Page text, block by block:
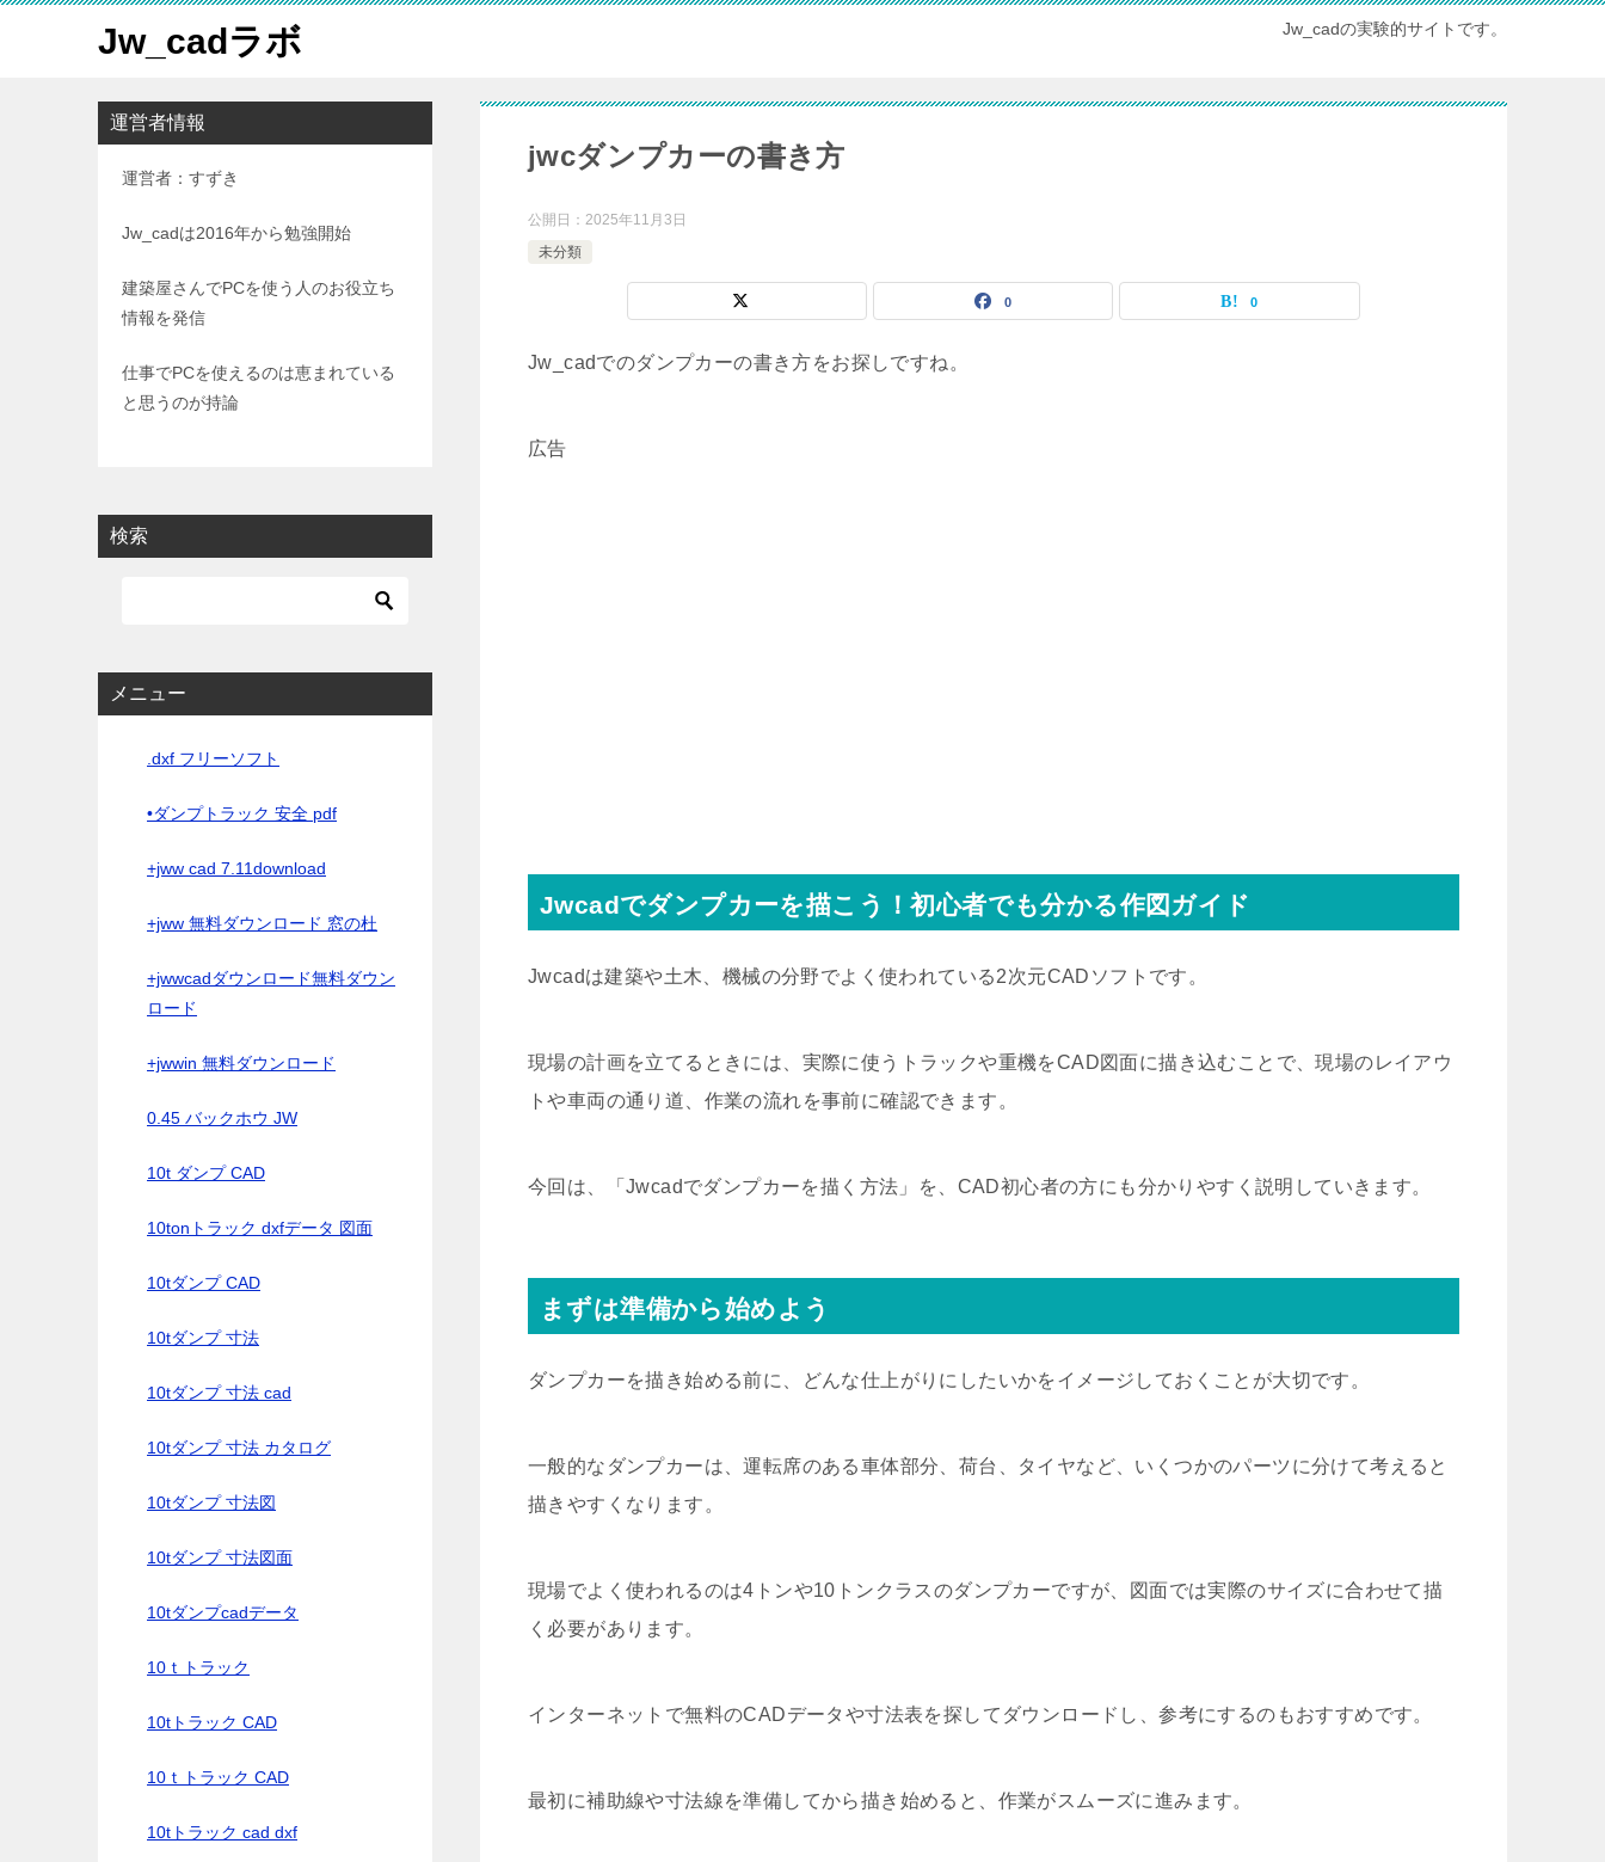
Jw_cadラボ Jw_cadの実験的サイトです。
jwcダンプカーの書き方
公開日： 2025年11月3日
未分類
0 0
Jw_cadでのダンプカーの書き方をお探しですね。
広告
Jwcadでダンプカーを描こう！初心者でも分かる作図ガイド
Jwcadは建築や土木、機械の分野でよく使われている2次元CADソフトです。
現場の計画を立てるときには、実際に使うトラックや重機をCAD図面に描き込むことで、現場のレイアウ
トや車両の通り道、作業の流れを事前に確認できます。
今回は、「Jwcadでダンプカーを描く方法」を、CAD初心者の方にも分かりやすく説明していきます。
まずは準備から始めよう
ダンプカーを描き始める前に、どんな仕上がりにしたいかをイメージしておくことが大切です。
一般的なダンプカーは、運転席のある車体部分、荷台、タイヤなど、いくつかのパーツに分けて考えると
描きやすくなります。
現場でよく使われるのは4トンや10トンクラスのダンプカーですが、図面では実際のサイズに合わせて描
く必要があります。
インターネットで無料のCADデータや寸法表を探してダウンロードし、参考にするのもおすすめです。
最初に補助線や寸法線を準備してから描き始めると、作業がスムーズに進みます。
運営者情報
運営者：すずき
Jw_cadは2016年から勉強開始
建築屋さんでPCを使う人のお役立ち
情報を発信
仕事でPCを使えるのは恵まれている
と思うのが持論
検索
メニュー
.dxf フリーソフト
•ダンプトラック 安全 pdf
+jww cad 7.11download
+jww 無料ダウンロード 窓の杜
+jwwcadダウンロード無料ダウン
ロード
+jwwin 無料ダウンロード
0.45 バックホウ JW
10t ダンプ CAD
10tonトラック dxfデータ 図面
10tダンプ CAD
10tダンプ 寸法
10tダンプ 寸法 cad
10tダンプ 寸法 カタログ
10tダンプ 寸法図
10tダンプ 寸法図面
10tダンプcadデータ
10ｔトラック
10tトラック CAD
10ｔトラック CAD
10tトラック cad dxf